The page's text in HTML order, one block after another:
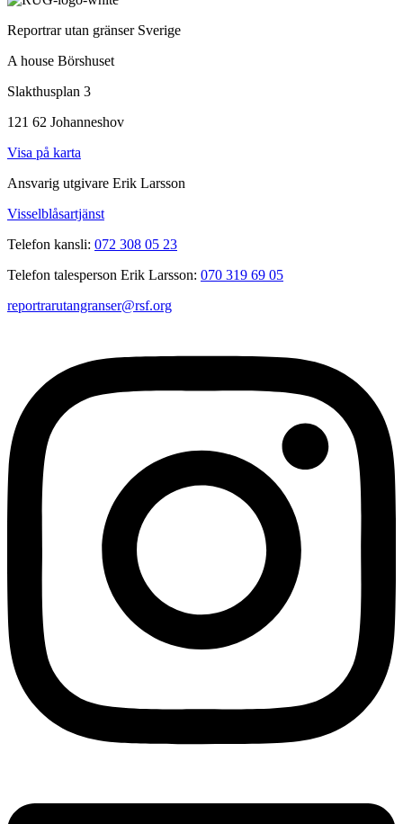
Reportrar utan gränser Sverige
A house Börshuset
Slakthusplan 3
121 62 Johanneshov
Visa på karta
Ansvarig utgivare Erik Larsson
Visselblåsartjänst
Telefon kansli: 072 308 05 23
Telefon talesperson Erik Larsson: 070 319 69 05
reportrarutangranser@rsf.org